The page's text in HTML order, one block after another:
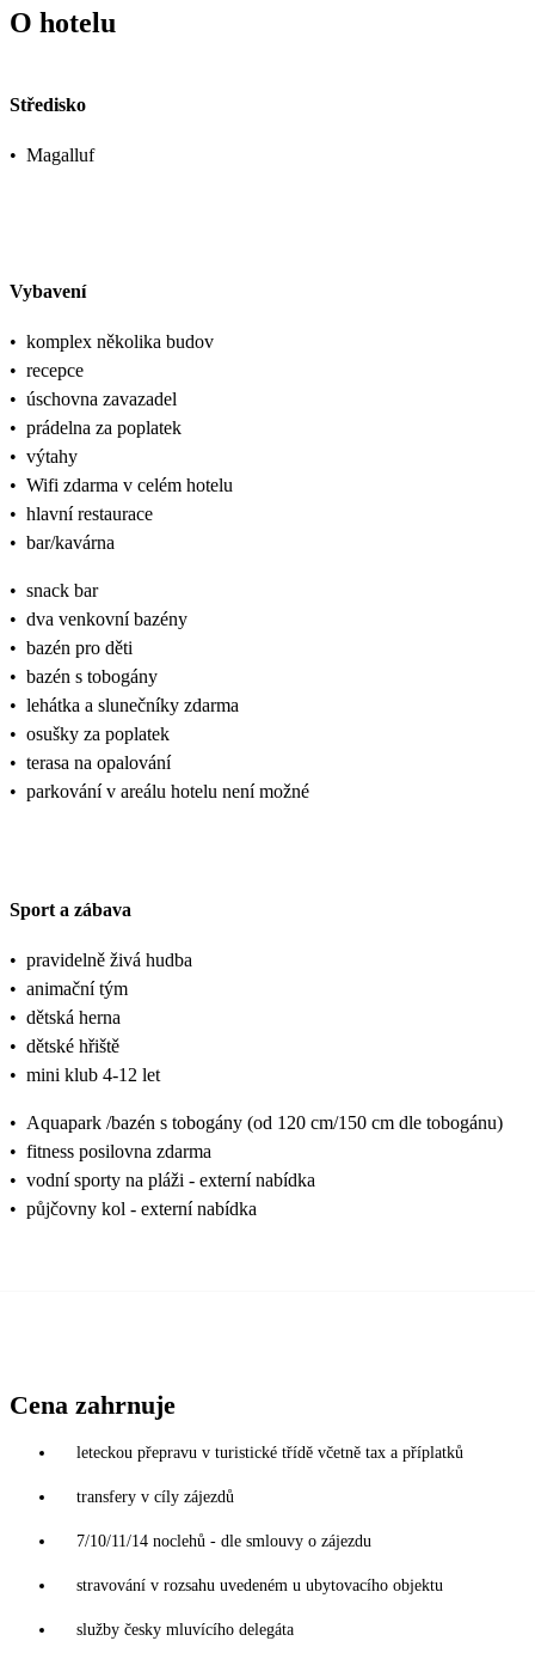
O hotelu
Středisko
• Magalluf
Vybavení
• komplex několika budov
• recepce
• úschovna zavazadel
• prádelna za poplatek
• výtahy
• Wifi zdarma v celém hotelu
• hlavní restaurace
• bar/kavárna
• snack bar
• dva venkovní bazény
• bazén pro děti
• bazén s tobogány
• lehátka a slunečníky zdarma
• osušky za poplatek
• terasa na opalování
• parkování v areálu hotelu není možné
Sport a zábava
• pravidelně živá hudba
• animační tým
• dětská herna
• dětské hřiště
• mini klub 4-12 let
• Aquapark /bazén s tobogány (od 120 cm/150 cm dle tobogánu)
• fitness posilovna zdarma
• vodní sporty na pláži - externí nabídka
• půjčovny kol - externí nabídka
Cena zahrnuje
leteckou přepravu v turistické třídě včetně tax a příplatků
transfery v cíly zájezdů
7/10/11/14 noclehů - dle smlouvy o zájezdu
stravování v rozsahu uvedeném u ubytovacího objektu
služby česky mluvícího delegáta